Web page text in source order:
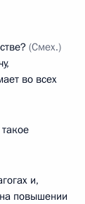
(Смех.)
во всех
и,
на повышении